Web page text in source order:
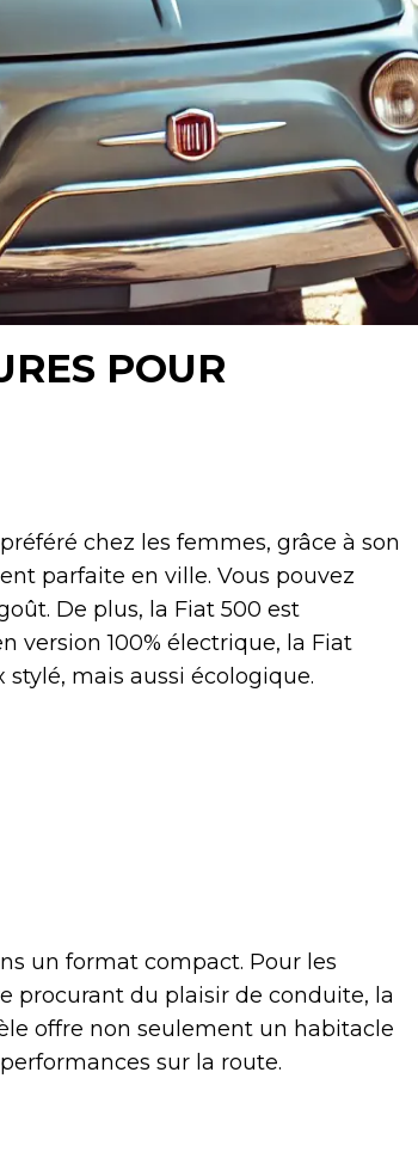
POUR
chez les femmes, grâce à son
parfaite en ville. Vous pouvez
De plus, la Fiat 500 est
version 100% électrique, la Fiat
mais aussi écologique.
un format compact. Pour les
procurant du plaisir de conduite, la
offre non seulement un habitacle
sur la route.